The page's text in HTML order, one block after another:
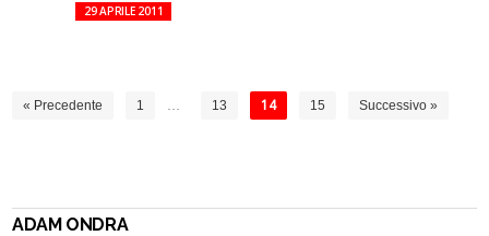
29 APRILE 2011
« Precedente 1 … 13 14 15 Successivo »
ADAM ONDRA